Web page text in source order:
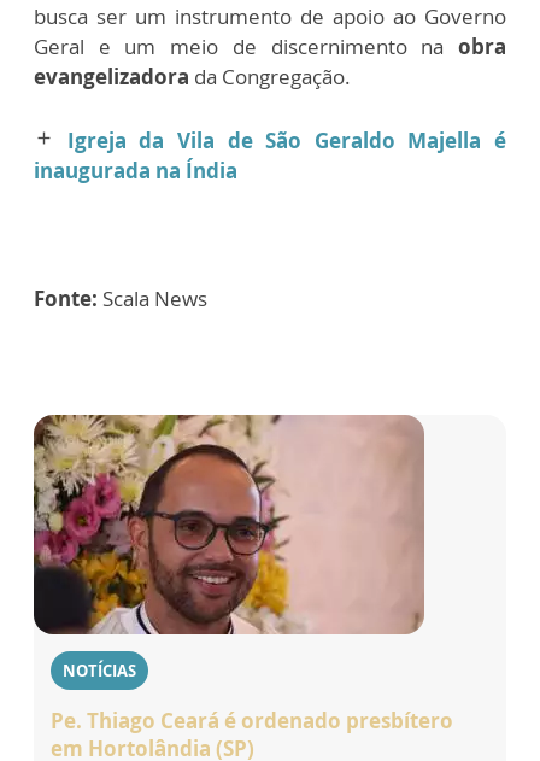
busca ser um instrumento de apoio ao Governo
Geral e um meio de discernimento na obra
evangelizadora da Congregação.
add
Igreja da Vila de São Geraldo Majella é
inaugurada na Índia
Fonte: Scala News
NOTÍCIAS
Pe. Thiago Ceará é ordenado presbítero
em Hortolândia (SP)